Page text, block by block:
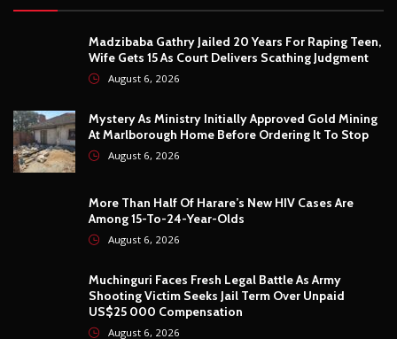
Madzibaba Gathry Jailed 20 Years For Raping Teen,
Wife Gets 15 As Court Delivers Scathing Judgment
August 6, 2026
Mystery As Ministry Initially Approved Gold Mining
At Marlborough Home Before Ordering It To Stop
August 6, 2026
More Than Half Of Harare’s New HIV Cases Are
Among 15-To-24-Year-Olds
August 6, 2026
Muchinguri Faces Fresh Legal Battle As Army
Shooting Victim Seeks Jail Term Over Unpaid
US$25 000 Compensation
August 6, 2026